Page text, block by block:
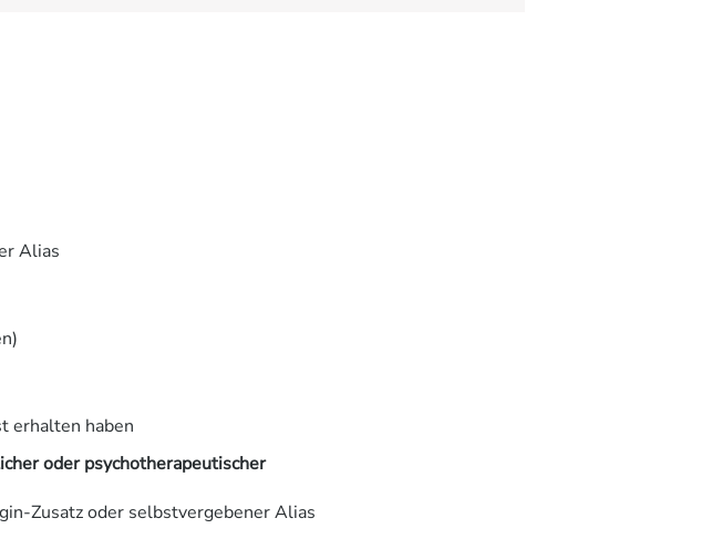
Alias
erhalten haben
oder psychotherapeutischer
Zusatz oder selbstvergebener Alias